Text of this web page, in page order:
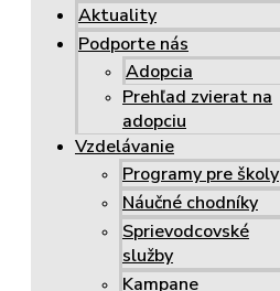
Aktuality
Podporte nás
Adopcia
Prehľad zvierat na
adopciu
Vzdelávanie
Programy pre školy
Náučné chodníky
Sprievodcovské
služby
Kampane